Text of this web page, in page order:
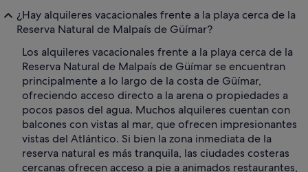
¿Hay alquileres vacacionales frente a la playa cerca de la
Reserva Natural de Malpaís de Güímar?
Los alquileres vacacionales frente a la playa cerca de la
Reserva Natural de Malpaís de Güímar se encuentran
principalmente a lo largo de la costa de Güímar,
ofreciendo acceso directo a la arena o propiedades a
pocos pasos del agua. Muchos alquileres cuentan con
balcones con vistas al mar, que ofrecen impresionantes
vistas del Atlántico. Si bien la zona inmediata de la
reserva natural es más tranquila, las ciudades costeras
cercanas ofrecen acceso a pie a animados restaurantes,